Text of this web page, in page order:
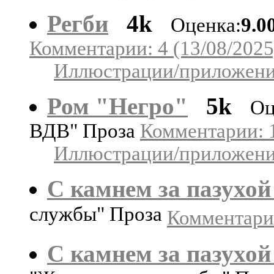
Регби 4k Оценка:
Комментарии: 4 (13/08/
Иллюстрации/
Ром "Негро" 5k
ВДВ" Проза Комментарии:
Иллюстрации/
С камнем за
службы" Проза
С камнем за